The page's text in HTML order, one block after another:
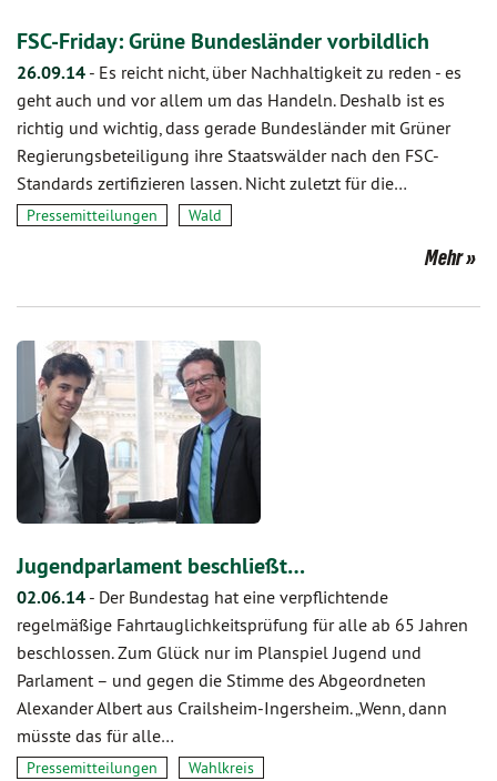
FSC-Friday: Grüne Bundesländer vorbildlich
26.09.14 - Es reicht nicht, über Nachhaltigkeit zu reden - es
geht auch und vor allem um das Handeln. Deshalb ist es
richtig und wichtig, dass gerade Bundesländer mit Grüner
Regierungsbeteiligung ihre Staatswälder nach den FSC-
Standards zertifizieren lassen. Nicht zuletzt für die…
Pressemitteilungen Wald
Mehr
Jugendparlament beschließt…
02.06.14 - Der Bundestag hat eine verpflichtende
regelmäßige Fahrtauglichkeitsprüfung für alle ab 65 Jahren
beschlossen. Zum Glück nur im Planspiel Jugend und
Parlament – und gegen die Stimme des Abgeordneten
Alexander Albert aus Crailsheim-Ingersheim. „Wenn, dann
müsste das für alle…
Pressemitteilungen Wahlkreis